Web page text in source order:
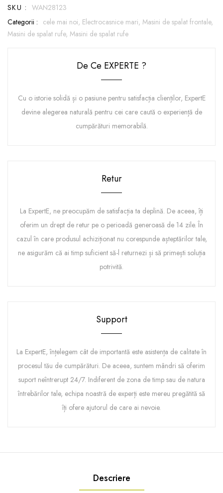
SKU : WAN28123
Categorii : cele mai noi, Electrocasnice mari, Masini de spalat frontale,
Masini de spalat rufe, Masini de spalat rufe
De Ce EXPERTE ?
Cu o istorie solidă și o pasiune pentru satisfacția clienților, ExpertE
devine alegerea naturală pentru cei care caută o experiență de
cumpărături memorabilă.
Retur
La ExpertE, ne preocupăm de satisfacția ta deplină. De aceea, îți
oferim un drept de retur pe o perioadă generoasă de 14 zile. În
cazul în care produsul achiziționat nu corespunde așteptărilor tale,
ne asigurăm că ai timp suficient să-l returnezi și să primești soluția
potrivită.
Support
La ExpertE, înțelegem cât de importantă este asistența de calitate în
procesul tău de cumpărături. De aceea, suntem mândri să oferim
suport neîntrerupt 24/7. Indiferent de zona de timp sau de natura
întrebărilor tale, echipa noastră de experți este mereu pregătită să
îți ofere ajutorul de care ai nevoie.
Descriere